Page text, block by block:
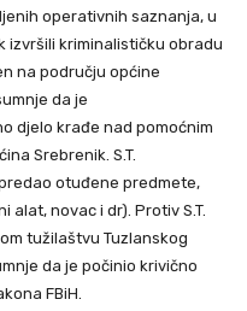
operativnih saznanja, u
izvršili kriminalističku obradu
na području općine
da je
djelo krađe nad pomoćnim
Srebrenik. S.T.
otuđene predmete,
alat, novac i dr). Protiv S.T.
tužilaštvu Tuzlanskog
da je počinio krivično
FBiH.